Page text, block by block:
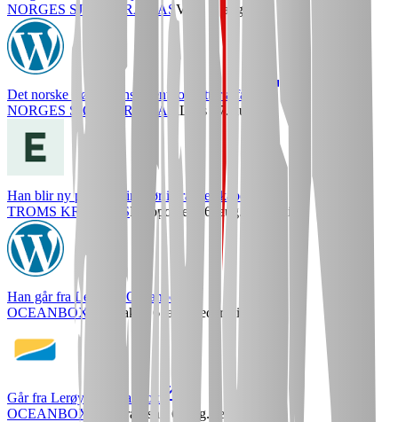
NORGES SJØMATRÅD ASVG · 7. aug.
Det norske sjømatkonsument fortsetter å falle
NORGES SJØMATRÅD AS
iLaks · 7. aug.
Han blir ny prosjektdirektør i kraftselskapet
TROMS KRAFT ASEuropower · 6. aug. Lederskifte
Han går fra Lerøy til Oceanbox
OCEANBOX AS
iLaks · 6. aug. Lederskifte
Går fra Lerøy til Oceanbox
OCEANBOX AS
IntraFish · 6. aug. Lederskifte